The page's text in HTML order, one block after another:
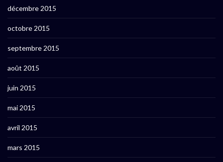
décembre 2015
octobre 2015
septembre 2015
août 2015
juin 2015
mai 2015
avril 2015
mars 2015